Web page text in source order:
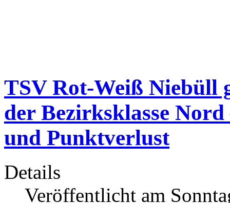
TSV Rot-Weiß Niebüll
der Bezirksklasse Nord
und Punktverlust
Details
Veröffentlicht am